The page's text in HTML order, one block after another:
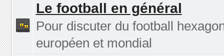
Le football en général
Pour discuter du football
européen et mondial